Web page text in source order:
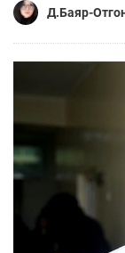
Д.Баяр-